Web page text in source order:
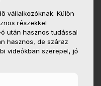
vállalkozóknak. Külön
részekkel
után hasznos tudással
hasznos, de száraz
videókban szerepel, jó